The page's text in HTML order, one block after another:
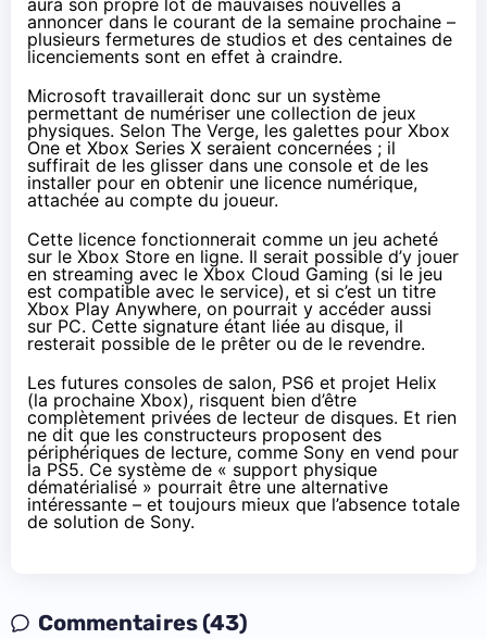
aura son propre lot de mauvaises nouvelles à
annoncer dans le courant de la semaine prochaine –
plusieurs fermetures de studios et des centaines de
licenciements sont en effet à craindre.
Microsoft travaillerait donc sur un système
permettant de numériser une collection de jeux
physiques. Selon The Verge, les galettes pour Xbox
One et Xbox Series X seraient concernées ; il
suffirait de les glisser dans une console et de les
installer pour en obtenir une licence numérique,
attachée au compte du joueur.
Cette licence fonctionnerait comme un jeu acheté
sur le Xbox Store en ligne. Il serait possible d’y jouer
en streaming avec le Xbox Cloud Gaming (si le jeu
est compatible avec le service), et si c’est un titre
Xbox Play Anywhere, on pourrait y accéder aussi
sur PC. Cette signature étant liée au disque, il
resterait possible de le prêter ou de le revendre.
Les futures consoles de salon, PS6 et projet Helix
(la prochaine Xbox), risquent bien d’être
complètement privées de lecteur de disques. Et rien
ne dit que les constructeurs proposent des
périphériques de lecture, comme Sony en vend pour
la PS5. Ce système de « support physique
dématérialisé » pourrait être une alternative
intéressante – et toujours mieux que l’absence totale
de solution de Sony.
Commentaires (43)